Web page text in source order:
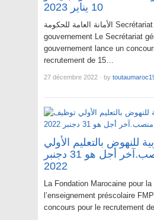
10 يناير 2023
الأمانة العامة للحكومة Secrétariat général du
gouvernement Le Secrétariat
gouvernement lance un
recrutement de 15…
27 décembre 2022 · by
للنهوض بالتعليم الأولي
توظيف 99 منصب.آخر أجل هو 31 دجنبر
2022
La Fondation Marocaine pour
l’enseignement préscolaire
concours pour le recrutement